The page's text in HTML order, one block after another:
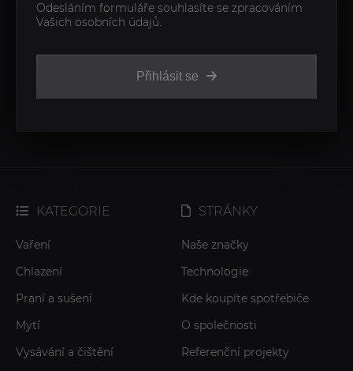
Přihlásit se
Odesláním formuláře souhlasíte se zpracováním
Vašich osobních údajů.
KATEGORIE
Vaření
Chlazení
Praní a sušení
Mytí
Vysávání a čištění
STRÁNKY
Naše značky
Technologie
Kde koupíte spotřebiče
O společnosti
Referenční projekty